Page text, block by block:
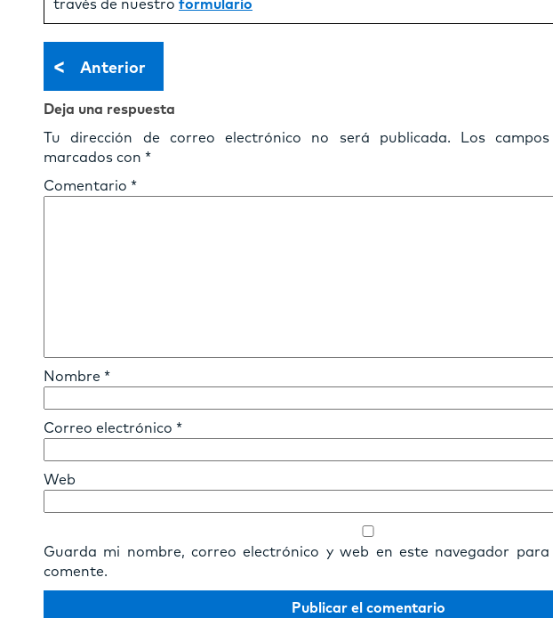
través de nuestro formulario
< Anterior
Deja una respuesta
Tu dirección de correo electrónico no será publicada.
Los
marcados con *
Comentario *
Nombre *
Correo electrónico *
Web
Guarda mi nombre, correo electrónico y web en este navegador
comente.